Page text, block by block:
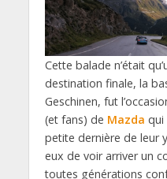
Cette balade n’était
destination finale, la
Geschinen, fut
(et fans) de Mazda qui
petite dernière de leur
eux de voir arriver un
toutes générations